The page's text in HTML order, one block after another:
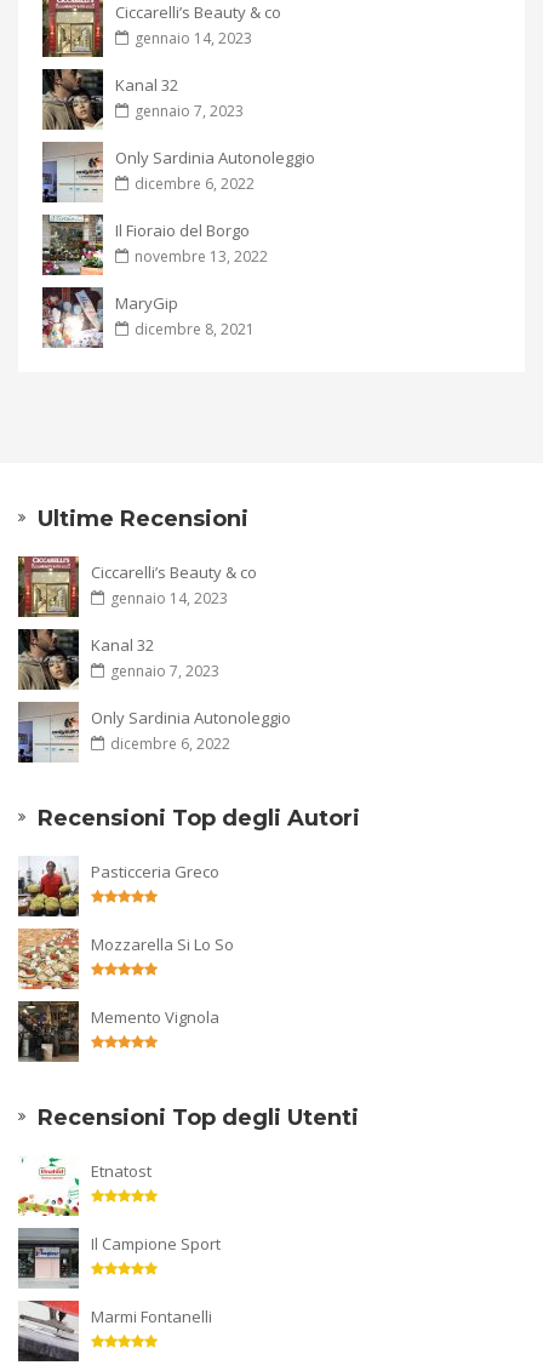
Ciccarelli’s Beauty & co
gennaio 14, 2023
Kanal 32
gennaio 7, 2023
Only Sardinia Autonoleggio
dicembre 6, 2022
Il Fioraio del Borgo
novembre 13, 2022
MaryGip
dicembre 8, 2021
Ultime Recensioni
Ciccarelli’s Beauty & co
gennaio 14, 2023
Kanal 32
gennaio 7, 2023
Only Sardinia Autonoleggio
dicembre 6, 2022
Recensioni Top degli Autori
Pasticceria Greco
Mozzarella Si Lo So
Memento Vignola
Recensioni Top degli Utenti
Etnatost
Il Campione Sport
Marmi Fontanelli